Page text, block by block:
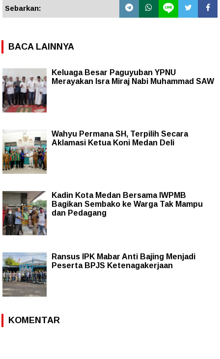
Sebarkan:
BACA LAINNYA
Keluaga Besar Paguyuban YPNU
Merayakan Isra Miraj Nabi Muhammad SAW
Wahyu Permana SH, Terpilih Secara
Aklamasi Ketua Koni Medan Deli
Kadin Kota Medan Bersama IWPMB
Bagikan Sembako ke Warga Tak Mampu
dan Pedagang
Ransus IPK Mabar Anti Bajing Menjadi
Peserta BPJS Ketenagakerjaan
KOMENTAR